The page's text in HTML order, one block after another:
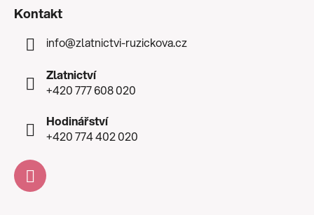
Kontakt
info@zlatnictvi-ruzickova.cz
Zlatnictví
+420 777 608 020
Hodinářství
+420 774 402 020